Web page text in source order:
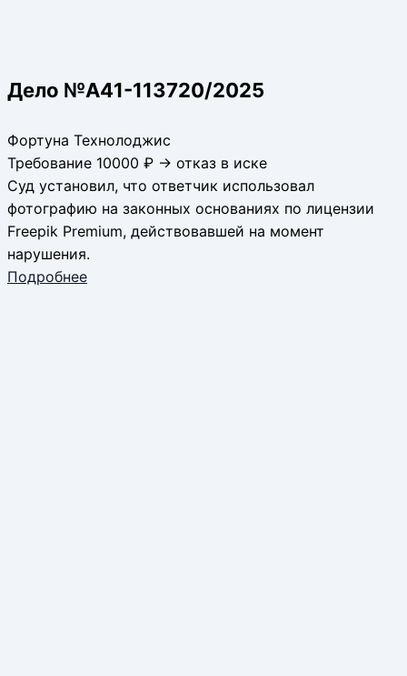
Дело №А41-113720/2025
Фортуна Технолоджис
Требование 10000 ₽ → отказ в иске
Суд установил, что ответчик использовал
фотографию на законных основаниях по лицензии
Freepik Premium, действовавшей на момент
нарушения.
Подробнее